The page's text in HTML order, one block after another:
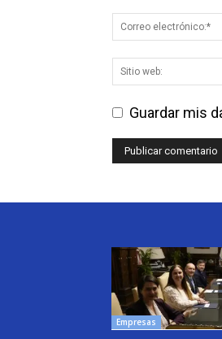
Guardar mis
Empresas